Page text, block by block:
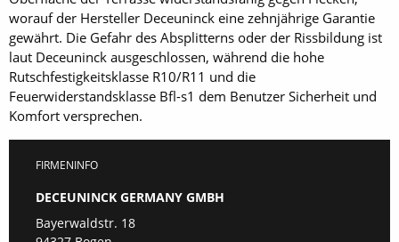
worauf der Hersteller Deceuninck eine zehnjährige Garantie
gewährt. Die Gefahr des Absplitterns oder der Rissbildung ist
laut ­Deceuninck ausgeschlossen, während die hohe
Rutschfestigkeitsklasse R10/R11 und die
Feuerwiderstandsklasse Bfl-s1 dem Benutzer Sicherheit und
Komfort versprechen.
FIRMENINFO
DECEUNINCK GERMANY GMBH
Bayerwaldstr. 18